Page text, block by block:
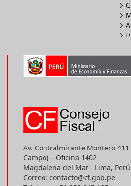
Av. Contralmirante Montero
Campo) – Oficina 1402
Magdalena del Mar - Lima, Perú.
Correo: contacto@cf.gob.pe